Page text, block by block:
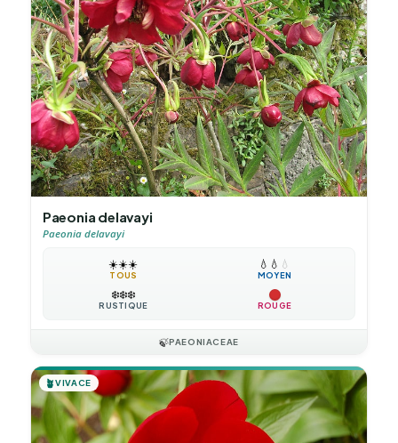
Paeonia delavayi
Paeonia delavayi
☀️☀️☀️
TOUS
💧 💧 💧
MOYEN
❄️❄️❄️
RUSTIQUE ROUGE
🍃PAEONIACEAE
🪴VIVACE